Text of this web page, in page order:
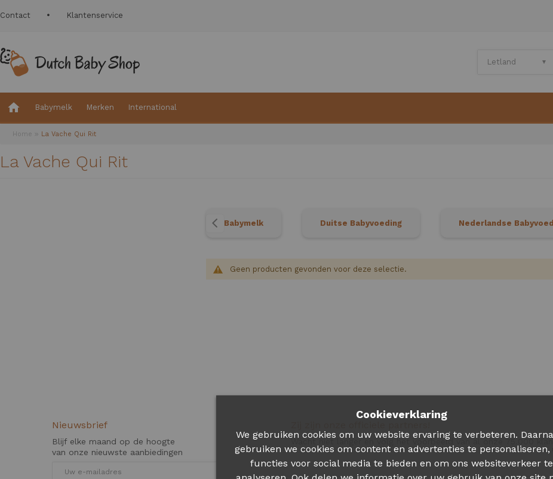
Contact Klantenservice
Babymelk Merken International
Home La Vache Qui Rit
La Vache Qui Rit
Babymelk Duitse Babyvoeding Nederlandse
Geen producten gevonden voor deze selectie.
Nieuwsbrief
Blijf elke maand op de hoogte
van onze nieuwste aanbiedingen
Wacht niet langer en volg het voorbeeld van al onze 75.000
Cookieverklaring
We gebruiken cookies om uw website ervaring te verbeteren.
gebruiken we cookies om content en advertenties te personaliseren,
functies voor social media te bieden en om ons websiteverkeer te